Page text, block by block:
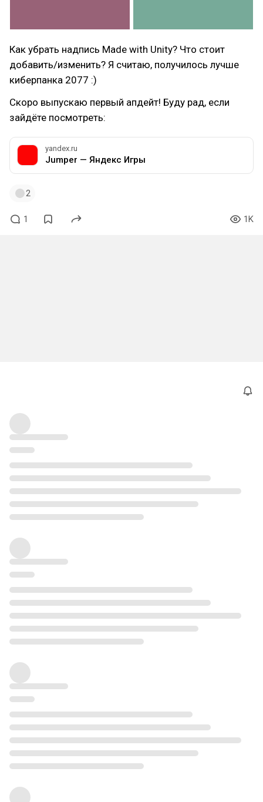
Как убрать надпись Made with Unity? Что стоит
добавить/изменить? Я считаю, получилось лучше
киберпанка 2077 :)
Скоро выпускаю первый апдейт! Буду рад, если
зайдёте посмотреть:
yandex.ru
Jumper — Яндекс Игры
2
1 1K